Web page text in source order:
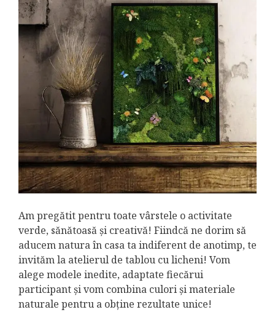
Am pregătit pentru toate vârstele o activitate
verde, sănătoasă și creativă! Fiindcă ne dorim să
aducem natura în casa ta indiferent de anotimp, te
invităm la atelierul de tablou cu licheni! Vom
alege modele inedite, adaptate fiecărui
participant și vom combina culori și materiale
naturale pentru a obține rezultate unice!